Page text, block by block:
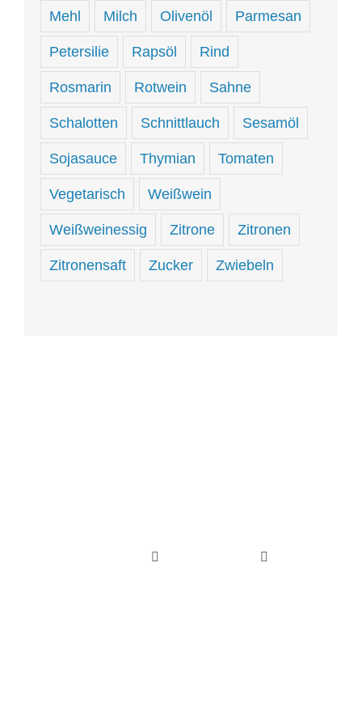
Mehl Milch Olivenöl Parmesan
Petersilie Rapsöl Rind
Rosmarin Rotwein Sahne
Schalotten Schnittlauch Sesamöl
Sojasauce Thymian Tomaten
Vegetarisch Weißwein
Weißweinessig Zitrone Zitronen
Zitronensaft Zucker Zwiebeln
Toggle
Toggle